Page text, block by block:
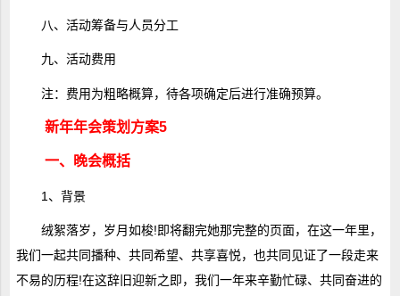
八、活动筹备与人员分工
九、活动费用
注：费用为粗略概算，待各项确定后进行准确预算。
新年年会策划方案5
一、晚会概括
1、背景
绒絮落岁，岁月如梭!即将翻完她那完整的页面，在这一年里，
我们一起共同播种、共同希望、共享喜悦，也共同见证了一段走来
不易的历程!在这辞旧迎新之即，我们一年来辛勤忙碌、共同奋进的